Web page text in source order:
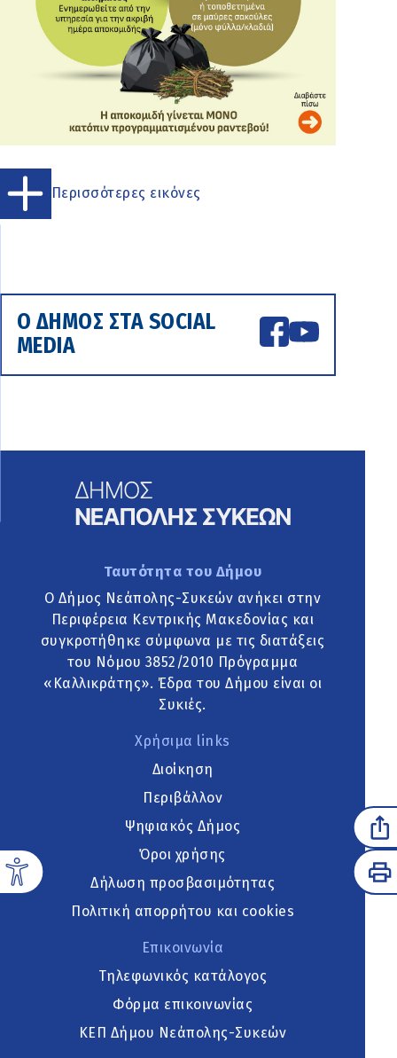
Περισσότερες εικόνες
Ο ΔΗΜΟΣ ΣΤΑ SOCIAL
MEDIA
Ταυτότητα του Δήμου
Ο Δήμος Νεάπολης-Συκεών ανήκει στην
Περιφέρεια Κεντρικής Μακεδονίας και
συγκροτήθηκε σύμφωνα με τις διατάξεις
του Νόμου 3852/2010 Πρόγραμμα
«Καλλικράτης». Έδρα του Δήμου είναι οι
Συκιές.
Χρήσιμα links
Διοίκηση
Περιβάλλον
Ψηφιακός Δήμος
Όροι χρήσης
Δήλωση προσβασιμότητας
Πολιτική απορρήτου και cookies
Επικοινωνία
Τηλεφωνικός κατάλογος
Φόρμα επικοινωνίας
ΚΕΠ Δήμου Νεάπολης-Συκεών